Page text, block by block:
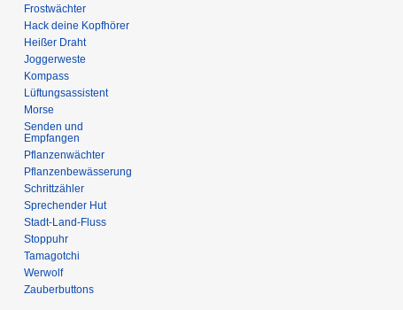
Frostwächter
Hack deine Kopfhörer
Heißer Draht
Joggerweste
Kompass
Lüftungsassistent
Morse
Senden und
Empfangen
Pflanzenwächter
Pflanzenbewässerung
Schrittzähler
Sprechender Hut
Stadt-Land-Fluss
Stoppuhr
Tamagotchi
Werwolf
Zauberbuttons